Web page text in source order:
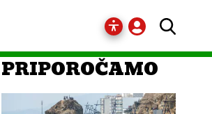
PRIPOROČAMO